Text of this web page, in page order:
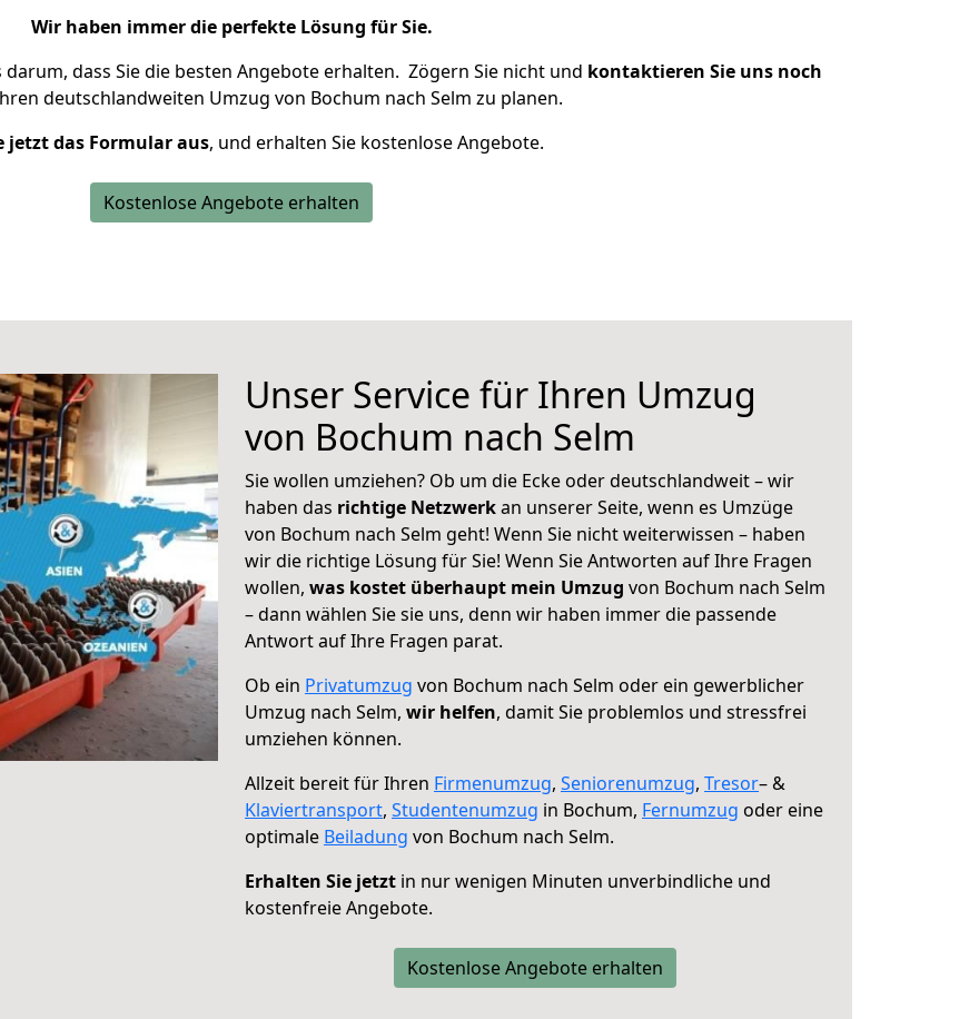
Wir haben immer die perfekte Lösung für Sie.
dass Sie die besten Angebote erhalten. Zögern Sie nicht und kontaktieren Sie uns noch
deutschlandweiten Umzug von Bochum nach Selm zu planen.
jetzt das Formular aus, und erhalten Sie kostenlose Angebote.
Kostenlose Angebote erhalten
Unser Service für Ihren Umzug
von Bochum nach Selm
Sie wollen umziehen? Ob um die Ecke oder deutschlandweit – wir
haben das richtige Netzwerkan unserer Seite, wenn es Umzüge
von Bochum nach Selm geht! Wenn Sie nicht weiterwissen – haben
wir die richtige Lösung für Sie! Wenn Sie Antworten auf Ihre Fragen
wollen, was kostet überhaupt mein Umzug von Bochum nach Selm
– dann wählen Sie sie uns, denn wir haben immer die passende
Antwort auf Ihre Fragen parat.
Ob ein Privatumzug von Bochum nach Selm oder ein gewerblicher
Umzug nach Selm, wir helfen, damit Sie problemlos und stressfrei
umziehen können.
Allzeit bereit für Ihren Firmenumzug, Seniorenumzug, Tresor– &
Klaviertransport, Studentenumzug in Bochum, Fernumzug oder eine
optimale Beiladung von Bochum nach Selm.
Erhalten Sie jetzt in nur wenigen Minuten unverbindliche und
kostenfreie Angebote.
Kostenlose Angebote erhalten